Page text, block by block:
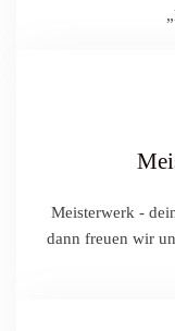
Meisterwerk -
dann freuen wir